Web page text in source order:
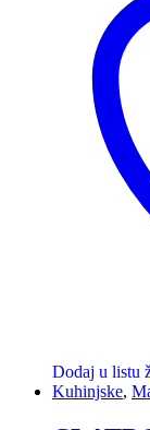
Dodaj u listu
Kuhinjske,